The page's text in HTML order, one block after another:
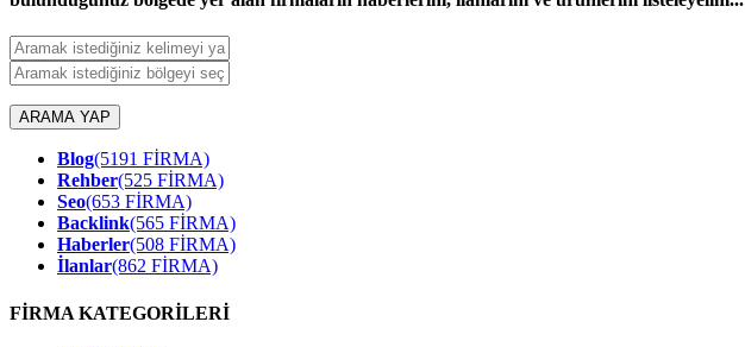
ARAMA YAP
Blog(5191 FİRMA)
Rehber(525 FİRMA)
Seo(653 FİRMA)
Backlink(565 FİRMA)
Haberler(508 FİRMA)
İlanlar(862 FİRMA)
FİRMA KATEGORİLERİ